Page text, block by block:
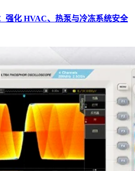
强化 HVAC、热泵与冷冻系统安全